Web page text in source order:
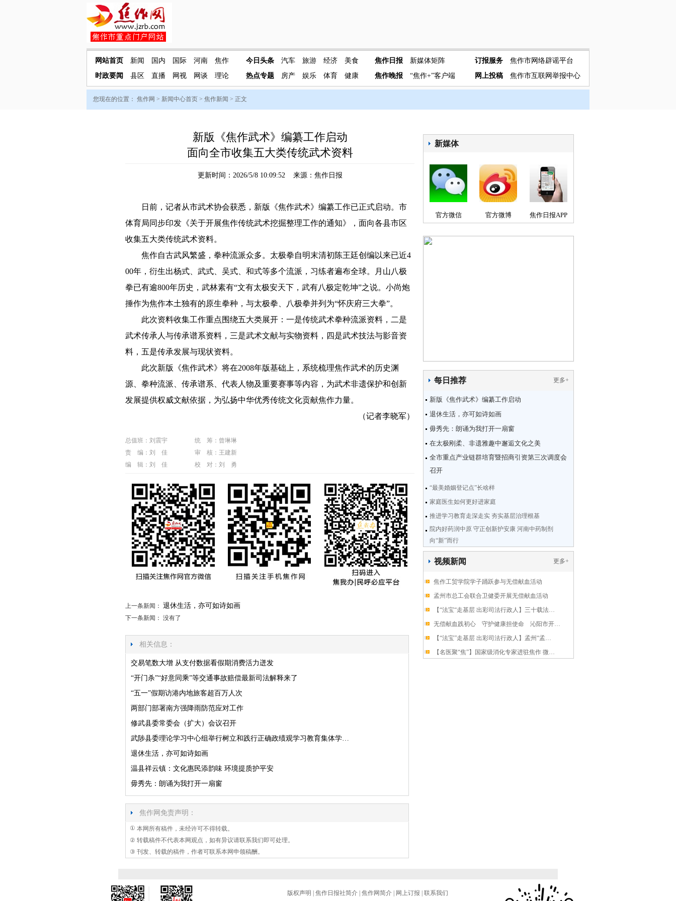
网站首页 新闻 国内 国际 河南
焦作
时政要闻
县区 直播 网视 网谈 理论
今日头条 汽车 旅游 经济
美食
热点专题
房产 娱乐 体育 健康
焦作日报
新媒体矩阵
焦作晚报
“焦作+”客户端
订报服务
焦作市网络辟谣平台
网上投稿
焦作市互联网举报中心
您现在的位置： 焦作网 > 新闻中心首页 > 焦作新闻 > 正文
新媒体
官方微信 官方微博 焦作日报APP
每日推荐 更多+
新版《焦作武术》编纂工作启动
退休生活，亦可如诗如画
毋秀先：朗诵为我打开一扇窗
在太极刚柔、非遗雅趣中邂逅文化之美
全市重点产业链群培育暨招商引资第三次调度会
召开
“最美婚姻登记点”长啥样
家庭医生如何更好进家庭
推进学习教育走深走实 夯实基层治理根基
院内好药润中原 守正创新护安康 河南中药制剂
向“新”而行
视频新闻 更多+
焦作工贸学院学子踊跃参与无偿献血活动
孟州市总工会联合卫健委开展无偿献血活动
【“法宝“走基层 出彩司法行政人】三十载法…
无偿献血践初心 守护健康担使命 沁阳市开…
【“法宝”走基层 出彩司法行政人】孟州“孟…
【名医聚“焦”】国家级消化专家进驻焦作 微…
新版《焦作武术》编纂工作启动
面向全市收集五大类传统武术资料
更新时间：2026/5/8 10:09:52 来源：焦作日报
日前，记者从市武术协会获悉，新版《焦作武术》编纂工作已正式启动。市
体育局同步印发《关于开展焦作传统武术挖掘整理工作的通知》，面向各县市区
收集五大类传统武术资料。
焦作自古武风繁盛，拳种流派众多。太极拳自明末清初陈王廷创编以来已近4
00年，衍生出杨式、武式、吴式、和式等多个流派，习练者遍布全球。月山八极
拳已有逾800年历史，武林素有“文有太极安天下，武有八极定乾坤”之说。小尚炮
捶作为焦作本土独有的原生拳种，与太极拳、八极拳并列为“怀庆府三大拳”。
此次资料收集工作重点围绕五大类展开：一是传统武术拳种流派资料，二是
武术传承人与传承谱系资料，三是武术文献与实物资料，四是武术技法与影音资
料，五是传承发展与现状资料。
此次新版《焦作武术》将在2008年版基础上，系统梳理焦作武术的历史渊
源、拳种流派、传承谱系、代表人物及重要赛事等内容，为武术非遗保护和创新
发展提供权威文献依据，为弘扬中华优秀传统文化贡献焦作力量。
（记者李晓军）
总值班：刘震宇
统 筹：曾琳琳
责 编：刘 佳
审 核：王建新
编 辑：刘 佳
校 对：刘 勇
上一条新闻：退休生活，亦可如诗如画
下一条新闻： 没有了
相关信息：
交易笔数大增 从支付数据看假期消费活力迸发
“开门杀”“好意同乘”等交通事故赔偿最新司法解释来了
“五一”假期访港内地旅客超百万人次
两部门部署南方强降雨防范应对工作
修武县委常委会（扩大）会议召开
武陟县委理论学习中心组举行树立和践行正确政绩观学习教育集体学…
退休生活，亦可如诗如画
温县祥云镇：文化惠民添韵味 环境提质护平安
毋秀先：朗诵为我打开一扇窗
焦作网免责声明：
① 本网所有稿件，未经许可不得转载。
② 转载稿件不代表本网观点，如有异议请联系我们即可处理。
③ 刊发、转载的稿件，作者可联系本网申领稿酬。
版权声明 焦作日报社简介| 焦作网简介| 网上订报 联系我们